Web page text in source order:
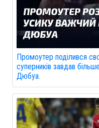
Промоутер поділився
суперників завдав
Дюбуа.